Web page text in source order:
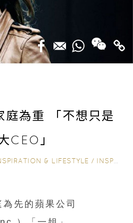
為重 「不想只是
CEO」
& LIFESTYLE / INSPIRING STORIES
先的蘋果公司